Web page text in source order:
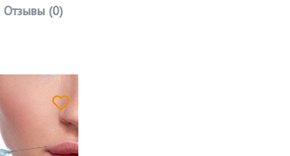
Отзывы (0)